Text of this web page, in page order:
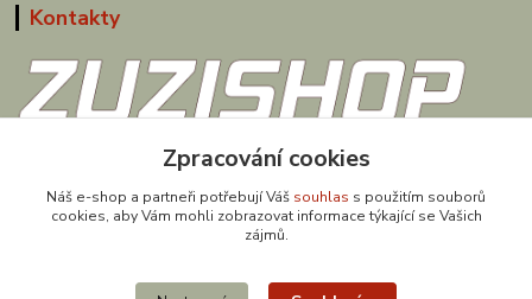
Kontakty
obchod@zuzishop.cz
Zpracování cookies
Náš e-shop a partneři potřebují Váš souhlas s použitím souborů
cookies, aby Vám mohli zobrazovat informace týkající se Vašich
zájmů.